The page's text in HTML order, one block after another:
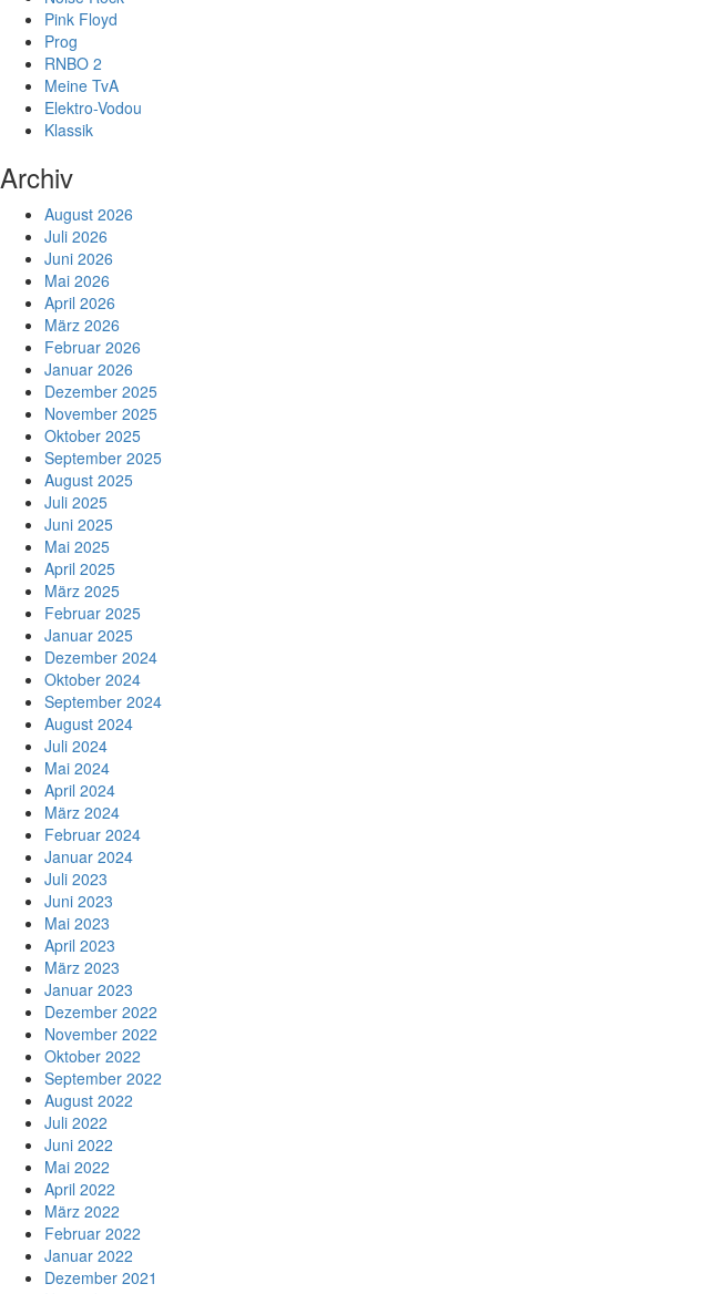
Pink Floyd
Prog
RNBO 2
Meine TvA
Elektro-Vodou
Klassik
Archiv
August 2026
Juli 2026
Juni 2026
Mai 2026
April 2026
März 2026
Februar 2026
Januar 2026
Dezember 2025
November 2025
Oktober 2025
September 2025
August 2025
Juli 2025
Juni 2025
Mai 2025
April 2025
März 2025
Februar 2025
Januar 2025
Dezember 2024
Oktober 2024
September 2024
August 2024
Juli 2024
Mai 2024
April 2024
März 2024
Februar 2024
Januar 2024
Juli 2023
Juni 2023
Mai 2023
April 2023
März 2023
Januar 2023
Dezember 2022
November 2022
Oktober 2022
September 2022
August 2022
Juli 2022
Juni 2022
Mai 2022
April 2022
März 2022
Februar 2022
Januar 2022
Dezember 2021